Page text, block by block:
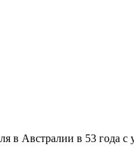
в Австралии в 53 года с